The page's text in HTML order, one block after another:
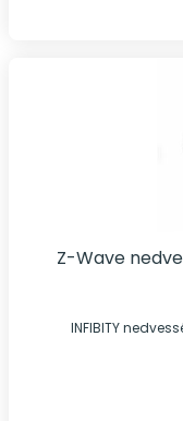
Z-Wave
INFIBITY